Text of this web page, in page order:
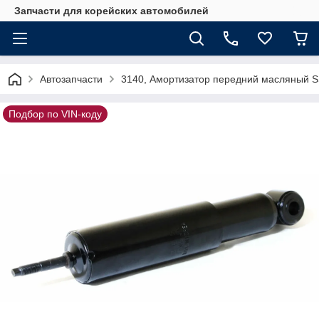
Запчасти для корейских автомобилей
Автозапчасти 3140, Амортизатор передний масляный
Подбор по VIN-коду